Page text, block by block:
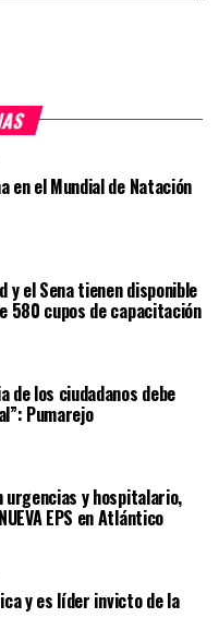
en el Mundial de Natación
y el Sena tienen disponible
580 cupos de capacitación
de los ciudadanos debe
Pumarejo
urgencias y hospitalario,
EPS en Atlántico
y es líder invicto de la